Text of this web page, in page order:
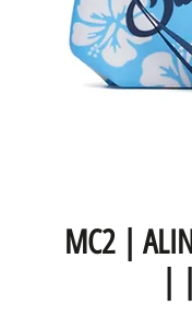
MC2 |